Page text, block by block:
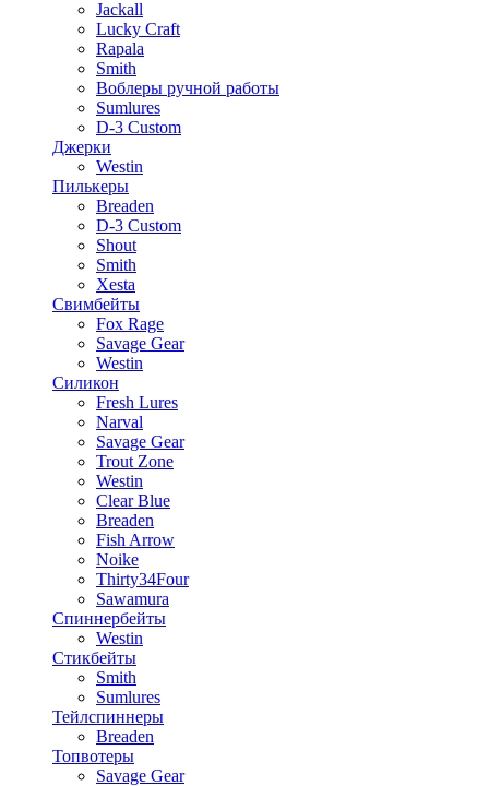
Jackall
Lucky Craft
Rapala
Smith
Воблеры ручной работы
Sumlures
D-3 Custom
Джерки
Westin
Пилькеры
Breaden
D-3 Custom
Shout
Smith
Xesta
Свимбейты
Fox Rage
Savage Gear
Westin
Силикон
Fresh Lures
Narval
Savage Gear
Trout Zone
Westin
Clear Blue
Breaden
Fish Arrow
Noike
Thirty34Four
Sawamura
Спиннербейты
Westin
Стикбейты
Smith
Sumlures
Тейлспиннеры
Breaden
Топвотеры
Savage Gear